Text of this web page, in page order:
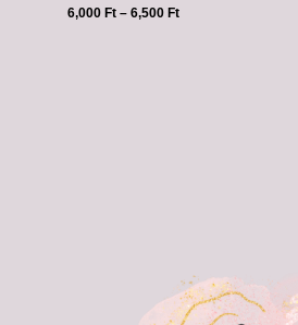
6,000Ft – 6,500Ft